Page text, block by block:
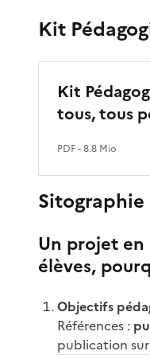
Kit
Kit
tous, tous
PDF- 8.8 Mio
Sitographie
Un projet en
élèves,
Objectifs
Références :
publication